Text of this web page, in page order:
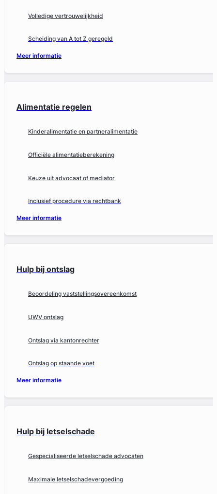
Volledige vertrouwelijkheid
Scheiding van A tot Z geregeld
Meer informatie
Alimentatie regelen
Kinderalimentatie en partneralimentatie
Officiële alimentatieberekening
Keuze uit advocaat of mediator
Inclusief procedure via rechtbank
Meer informatie
Hulp bij ontslag
Beoordeling vaststellingsovereenkomst
UWV ontslag
Ontslag via kantonrechter
Ontslag op staande voet
Meer informatie
Hulp bij letselschade
Gespecialiseerde letselschade advocaten
Maximale letselschadevergoeding